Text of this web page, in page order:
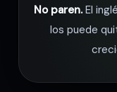
No paren.El
los puede